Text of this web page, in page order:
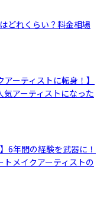
どれくらい？料金相場
アーティストに転身！】
アーティストになった
6年間の経験を武器に！
トメイクアーティストの